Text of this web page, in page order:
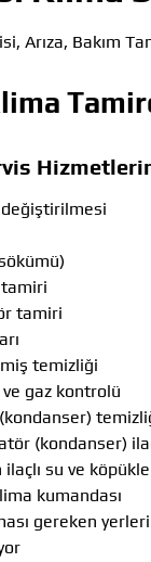
Arıza, Bakım
değiştirilmesi
tamiri
temizliği
gaz kontrolü
(kondanser)
su ve köpükle
kumandası
gereken